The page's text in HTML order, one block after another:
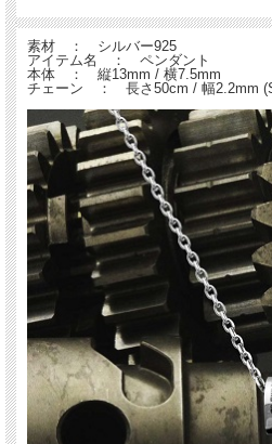
素材 ： シルバー925
アイテム名 ： ペンダント
本体 ： 縦13mm / 横7.5mm
チェーン ： 長さ50cm / 幅2.2mm